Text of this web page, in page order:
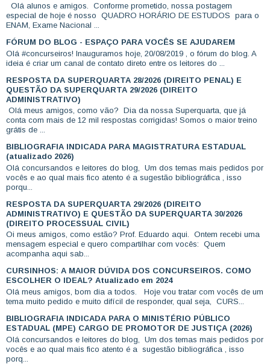
Olá alunos e amigos. Conforme prometido, nossa postagem
especial de hoje é nosso QUADRO HORÁRIO DE ESTUDOS para o
ENAM, Exame Nacional ...
FÓRUM DO BLOG - ESPAÇO PARA VOCÊS SE AJUDAREM
Olá #concurseiros! Inauguramos hoje, 20/08/2019 , o fórum do blog. A
ideia é criar um canal de contato direto entre os leitores do ...
RESPOSTA DA SUPERQUARTA 28/2026 (DIREITO PENAL) E
QUESTÃO DA SUPERQUARTA 29/2026 (DIREITO
ADMINISTRATIVO)
Olá meus amigos, como vão? Dia da nossa Superquarta, que já
conta com mais de 12 mil respostas corrigidas! Somos o maior treino
grátis de ...
BIBLIOGRAFIA INDICADA PARA MAGISTRATURA ESTADUAL
(atualizado 2026)
Olá concursandos e leitores do blog, Um dos temas mais pedidos por
vocês e ao qual mais fico atento é a sugestão bibliográfica , isso
porqu...
RESPOSTA DA SUPERQUARTA 29/2026 (DIREITO
ADMINISTRATIVO) E QUESTÃO DA SUPERQUARTA 30/2026
(DIREITO PROCESSUAL CIVIL)
Oi meus amigos, como estão? Prof. Eduardo aqui. Ontem recebi uma
mensagem especial e quero compartilhar com vocês: Quem
acompanha aqui sab...
CURSINHOS: A MAIOR DÚVIDA DOS CONCURSEIROS. COMO
ESCOLHER O IDEAL? Atualizado em 2024
Olá meus amigos, bom dia a todos. Hoje vou tratar com vocês de um
tema muito pedido e muito difícil de responder, qual seja, CURS...
BIBLIOGRAFIA INDICADA PARA O MINISTÉRIO PÚBLICO
ESTADUAL (MPE) CARGO DE PROMOTOR DE JUSTIÇA (2026)
Olá concursandos e leitores do blog, Um dos temas mais pedidos por
vocês e ao qual mais fico atento é a sugestão bibliográfica , isso
porq...